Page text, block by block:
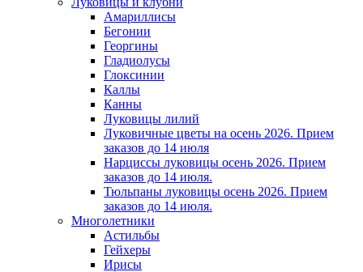
Амариллисы
Бегонии
Георгины
Гладиолусы
Глоксинии
Каллы
Канны
Луковицы лилий
Луковичные цветы на осень 2026. Прием
заказов до 14 июля
Нарциссы луковицы осень 2026. Прием
заказов до 14 июля.
Тюльпаны луковицы осень 2026. Прием
заказов до 14 июля.
Многолетники
Астильбы
Гейхеры
Ирисы